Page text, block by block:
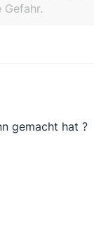
gemacht hat ?